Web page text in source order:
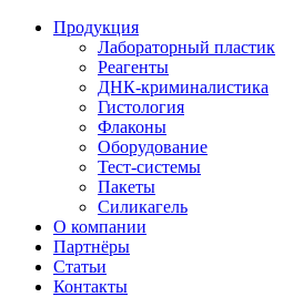
Продукция
Лабораторный пластик
Реагенты
ДНК-криминалистика
Гистология
Флаконы
Оборудование
Тест-системы
Пакеты
Силикагель
О компании
Партнёры
Статьи
Контакты